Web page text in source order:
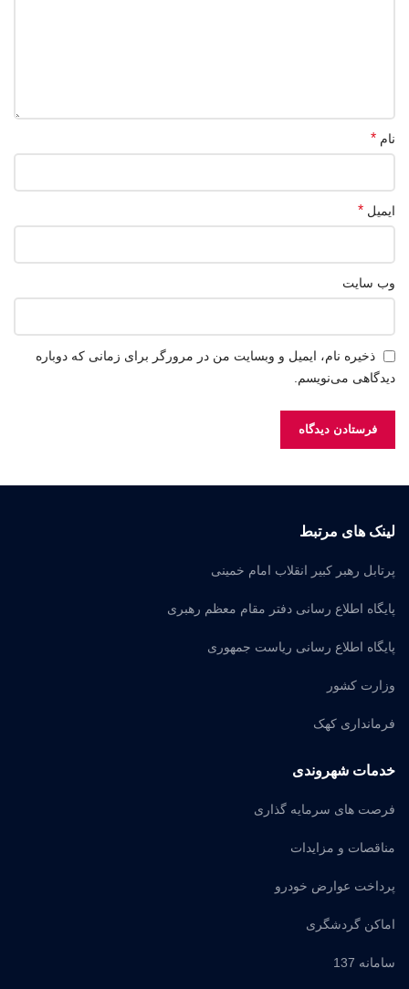
نام *
ایمیل *
وب‌ سایت
ذخیره نام، ایمیل و وبسایت من در مرورگر برای زمانی که دوباره
دیدگاهی می‌نویسم.
لینک های مرتبط
پرتابل رهبر کبیر انقلاب امام خمینی
پایگاه اطلاع رسانی دفتر مقام معظم رهبری
پایگاه اطلاع رسانی ریاست جمهوری
وزارت کشور
فرمانداری کهک
خدمات شهروندی
فرصت های سرمایه گذاری
مناقصات و مزایدات
پرداخت عوارض خودرو
اماکن گردشگری
سامانه 137